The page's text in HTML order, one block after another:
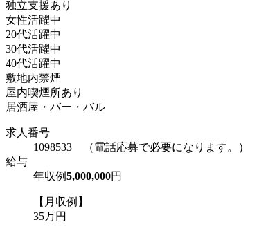
独立支援あり
女性活躍中
20代活躍中
30代活躍中
40代活躍中
敷地内禁煙
屋内喫煙所あり
居酒屋・バー・バル
求人番号
1098533 （電話応募で必要になります。）
給与
年収例5,000,000円
【月収例】
35万円